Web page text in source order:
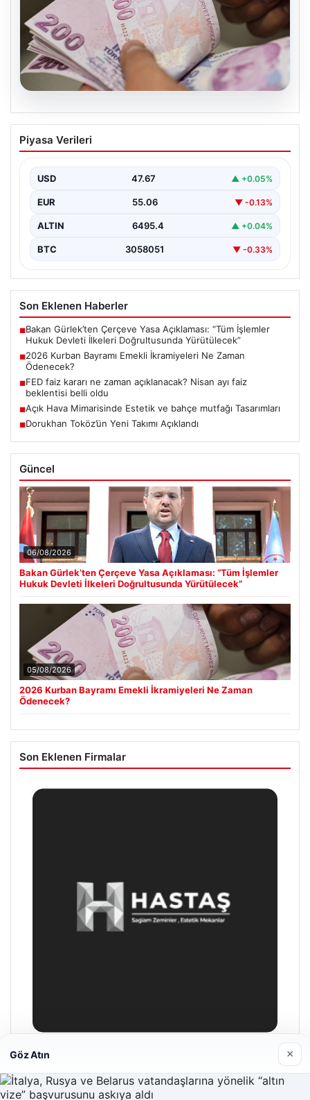
05.08.2026
2026 Kurban Bayramı Emekli
İkramiyeleri Ne Zaman Ödenecek?
milyon emekli vatandaşın gözü kulağı bayram
ikramiyesi…
Piyasa Verileri
USD 47.67 ▲ +0.05%
EUR 55.06 ▼ -0.13%
ALTIN 6495.4 ▲ +0.04%
BTC 3058051 ▼ -0.33%
Son Eklenen Haberler
■Bakan Gürlek’ten Çerçeve Yasa Açıklaması: “Tüm İşlemler
Hukuk Devleti İlkeleri Doğrultusunda Yürütülecek”
■2026 Kurban Bayramı Emekli İkramiyeleri Ne Zaman
Ödenecek?
■FED faiz kararı ne zaman açıklanacak? Nisan ayı faiz
beklentisi belli oldu
■Açık Hava Mimarisinde Estetik ve bahçe mutfağı Tasarımları
■Dorukhan Toköz’ün Yeni Takımı Açıklandı
Güncel
06/08/2026
Bakan Gürlek’ten Çerçeve Yasa Açıklaması: “Tüm İşlemler
Hukuk Devleti İlkeleri Doğrultusunda Yürütülecek”
05/08/2026
2026 Kurban Bayramı Emekli İkramiyeleri Ne Zaman
Ödenecek?
Son Eklenen Firmalar
Hastaş Beton
26/05/2026
Göz Atın ×